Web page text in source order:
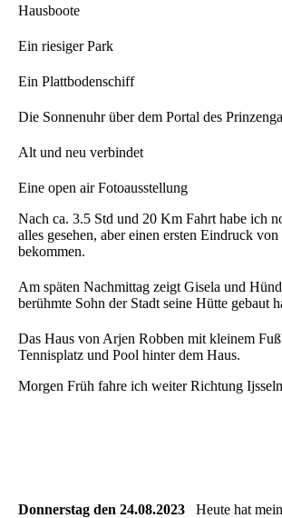
Hausboote
Ein riesiger Park
Ein Plattbodenschiff
Die Sonnenuhr über dem Portal des
Alt und neu verbindet
Eine open air Fotoausstellung
Nach ca. 3.5 Std und 20 Km Fahrt habe ich
alles gesehen, aber einen ersten Eindruck von
bekommen.
Am späten Nachmittag zeigt Gisela und
berühmte Sohn der Stadt seine Hütte gebaut
Das Haus von Arjen Robben mit kleinem
Tennisplatz und Pool hinter dem Haus.
Morgen Früh fahre ich weiter Richtung
Donnerstag den 24.08.2023 Heute hat